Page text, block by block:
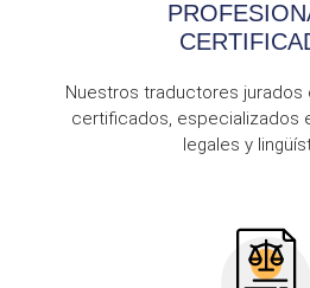
Nuestros traductores jurados
certificados, especializados
legales y